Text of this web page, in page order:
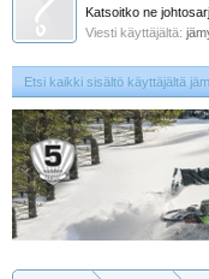
Katsoitko ne
Viesti käyttäjältä:
Etsi kaikki sisältö käyttäjältä